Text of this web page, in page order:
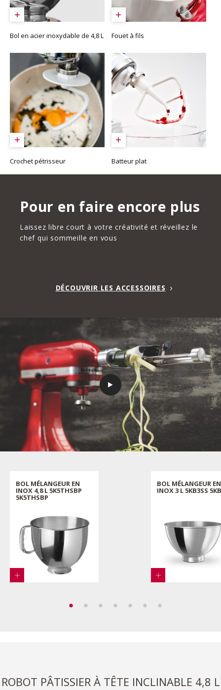
Bol en acier inoxydable de 4,8 L Fouet à fils
Crochet pétrisseur Batteur plat
Pour en faire encore plus
Laissez libre court à votre créativité et réveillez le
chef qui sommeille en vous
DÉCOUVRIR LES ACCESSOIRES
BOL MÉLANGEUR EN
INOX 4,8 L 5K5THSBP
5K5THSBP
BOL MÉLANGEUR EN
INOX 3 L 5KB3SS
ROBOT PÂTISSIER À TÊTE INCLINABLE 4,8 L